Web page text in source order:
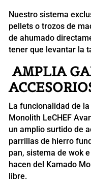
Nuestro sistema
pellets o trozos de
de ahumado
tener que levantar la
AMPLIA
La funcionalidad de
Monolith LeCHEF
un amplio surtido de
parrillas de hierro
pan, sistema de wok
hacen del Kamado
libre.